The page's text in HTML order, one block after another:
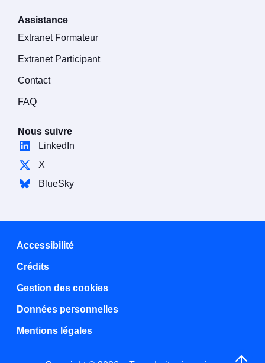
Assistance
Extranet Formateur
Extranet Participant
Contact
FAQ
Nous suivre
LinkedIn
X
BlueSky
Accessibilité
Crédits
Gestion des cookies
Données personnelles
Mentions légales